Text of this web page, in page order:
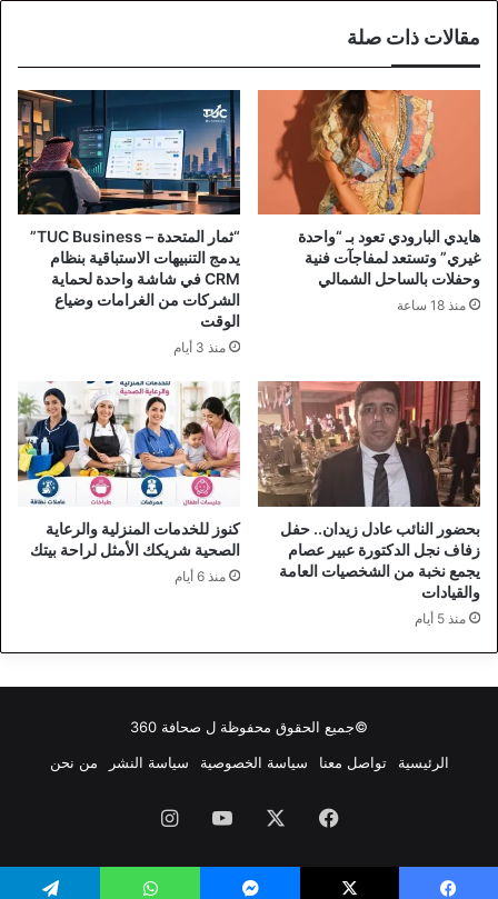
مقالات ذات صلة
هايدي البارودي تعود بـ “واحدة
غيري” وتستعد لمفاجآت فنية
وحفلات بالساحل الشمالي
منذ 18 ساعة
“ثمار المتحدة – TUC Business”
يدمج التنبيهات الاستباقية بنظام
CRM في شاشة واحدة لحماية
الشركات من الغرامات وضياع
الوقت
منذ 3 أيام
بحضور النائب عادل زيدان.. حفل
زفاف نجل الدكتورة عبير عصام
يجمع نخبة من الشخصيات العامة
والقيادات
منذ 5 أيام
كنوز للخدمات المنزلية والرعاية
الصحية شريكك الأمثل لراحة بيتك
منذ 6 أيام
©جميع الحقوق محفوظة ل صحافة 360
الرئيسية
تواصل معنا سياسة الخصوصية سياسة النشر من نحن
فيسبوك ‫YouTube